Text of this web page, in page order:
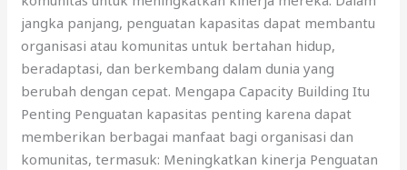
jangka panjang, penguatan kapasitas dapat membantu
organisasi atau komunitas untuk bertahan hidup,
beradaptasi, dan berkembang dalam dunia yang
berubah dengan cepat. Mengapa Capacity Building Itu
Penting Penguatan kapasitas penting karena dapat
memberikan berbagai manfaat bagi organisasi dan
komunitas, termasuk: Meningkatkan kinerja Penguatan